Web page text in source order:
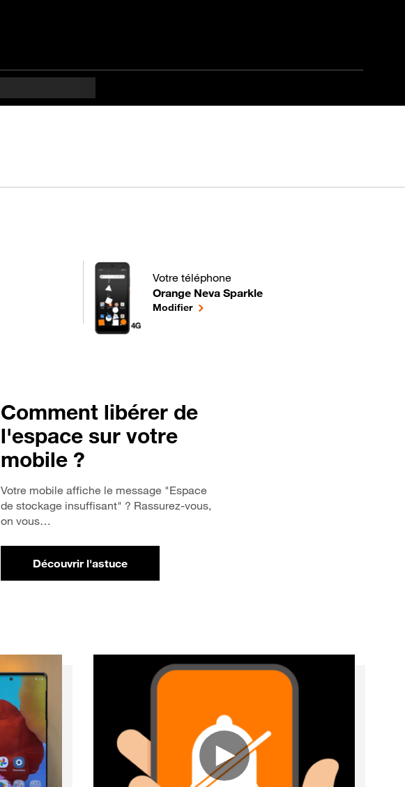
Votre téléphone
Orange Neva Sparkle
Toutes nos astuces en vidéo pour votre téléphone
Modifierle téléphone sélectionné
Comment libérer de
l'espace sur votre
mobile ?
Votre mobile affiche le message "Espace
de stockage insuffisant" ? Rassurez-vous,
on vous…
Découvrir l'astucepour Comment libérer de l'espace sur votre mobile ?